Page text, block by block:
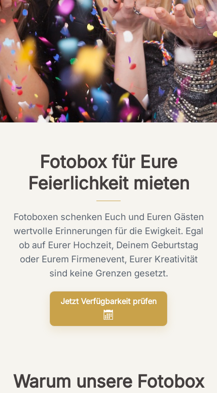
Fotobox für Eure
Feierlichkeit mieten
Fotoboxen schenken Euch und Euren Gästen
wertvolle Erinnerungen für die Ewigkeit. Egal
ob auf Eurer Hochzeit, Deinem Geburtstag
oder Eurem Firmenevent, Eurer Kreativität
sind keine Grenzen gesetzt.
Jetzt Verfügbarkeit prüfen
Warum unsere Fotobox